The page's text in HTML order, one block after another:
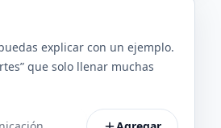
explicar con un ejemplo.
que solo llenar muchas